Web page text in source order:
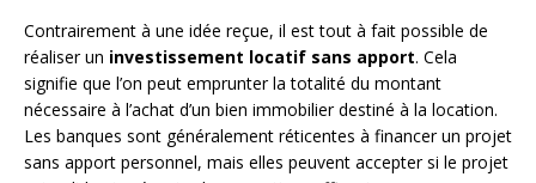
Contrairement à une idée reçue, il est tout à fait possible de
réaliser un investissement locatif sans apport. Cela
signifie que l’on peut emprunter la totalité du montant
nécessaire à l’achat d’un bien immobilier destiné à la location.
Les banques sont généralement réticentes à financer un projet
sans apport personnel, mais elles peuvent accepter si le projet